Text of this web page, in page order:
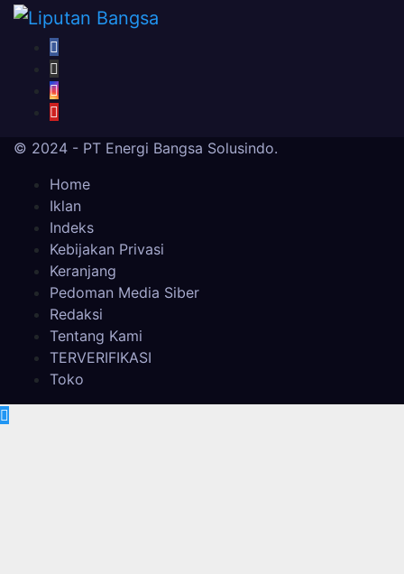
© 2024 - PT Energi Bangsa Solusindo.
Home
Iklan
Indeks
Kebijakan Privasi
Keranjang
Pedoman Media Siber
Redaksi
Tentang Kami
TERVERIFIKASI
Toko